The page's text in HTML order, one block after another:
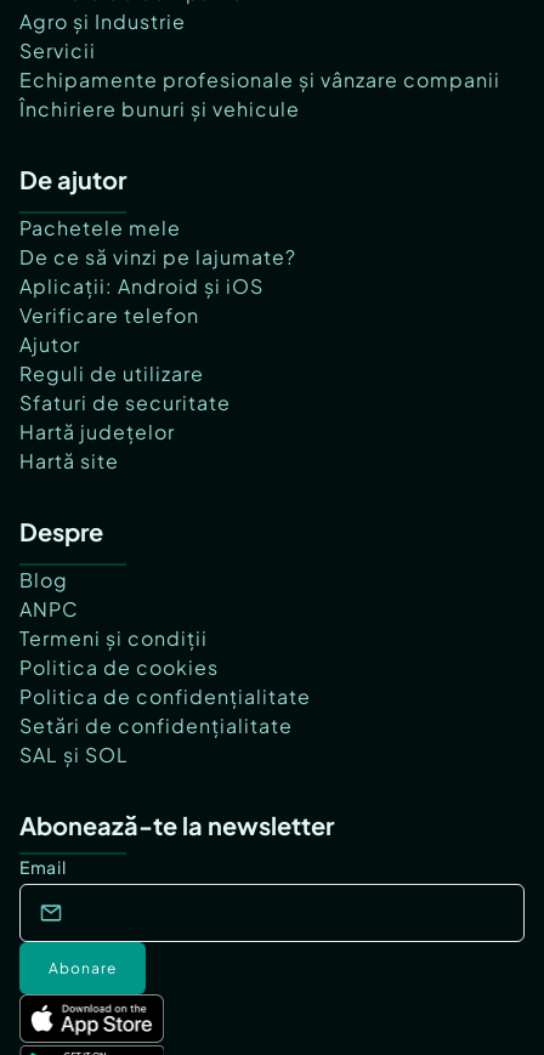
Agro și Industrie
Servicii
Echipamente profesionale și vânzare companii
Închiriere bunuri și vehicule
De ajutor
Pachetele mele
De ce să vinzi pe lajumate?
Aplicații: Android și iOS
Verificare telefon
Ajutor
Reguli de utilizare
Sfaturi de securitate
Hartă județelor
Hartă site
Despre
Blog
ANPC
Termeni și condiții
Politica de cookies
Politica de confidențialitate
Setări de confidențialitate
SAL și SOL
Abonează-te la newsletter
Email
Abonare